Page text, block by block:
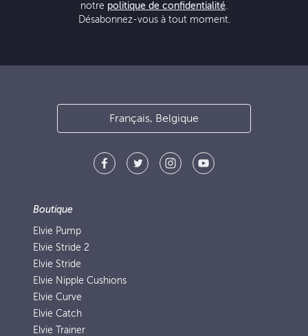
notre politique de confidentialité.
Désabonnez-vous à tout moment.
Français, Belgique
Boutique
Elvie Pump
Elvie Stride 2
Elvie Stride
Elvie Nipple Cushions
Elvie Curve
Elvie Catch
Elvie Trainer